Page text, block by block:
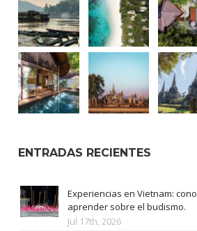
ENTRADAS RECIENTES
Experiencias en Vietnam:
aprender sobre el budismo.
Jul 17th, 2026